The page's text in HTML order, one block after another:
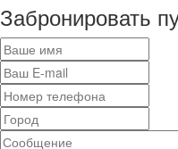
Забронировать